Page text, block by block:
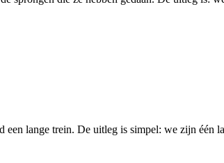
lange trein. De uitleg is simpel: we zijn één